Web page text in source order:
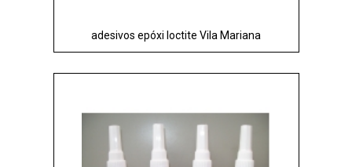
adesivos epóxi loctite Vila Mariana